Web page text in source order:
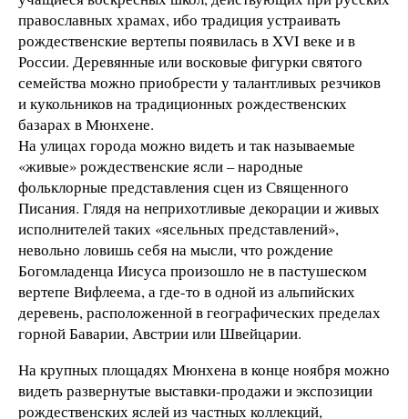
православных храмах, ибо традиция устраивать
рождественские вертепы появилась в XVI веке и в
России. Деревянные или восковые фигурки святого
семейства можно приобрести у талантливых резчиков
и кукольников на традиционных рождественских
базарах в Мюнхене.
На улицах города можно видеть и так называемые
«живые» рождественские ясли – народные
фольклорные представления сцен из Священного
Писания. Глядя на неприхотливые декорации и живых
исполнителей таких «ясельных представлений»,
невольно ловишь себя на мысли, что рождение
Богомладенца Иисуса произошло не в пастушеском
вертепе Вифлеема, а где-то в одной из альпийских
деревень, расположенной в географических пределах
горной Баварии, Австрии или Швейцарии.
На крупных площадях Мюнхена в конце ноября можно
видеть развернутые выставки-продажи и экспозиции
рождественских яслей из частных коллекций,